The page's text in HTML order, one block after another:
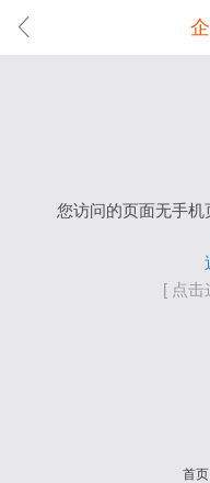
您访问的页面无手机
[ 点击
首页